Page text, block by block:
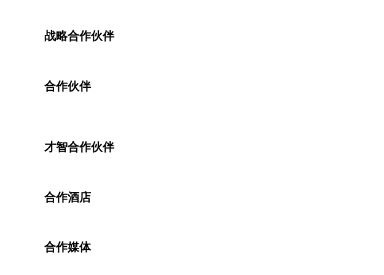
战略合作伙伴
合作伙伴
才智合作伙伴
合作酒店
合作媒体